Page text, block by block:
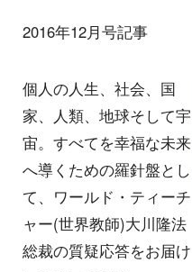
2016年12月号記事
個人の人生、社会、国
家、人類、地球そして宇
宙。すべてを幸福な未来
へ導くための羅針盤とし
て、ワールド・ティーチ
ャー(世界教師)大川隆法
総裁の質疑応答をお届け